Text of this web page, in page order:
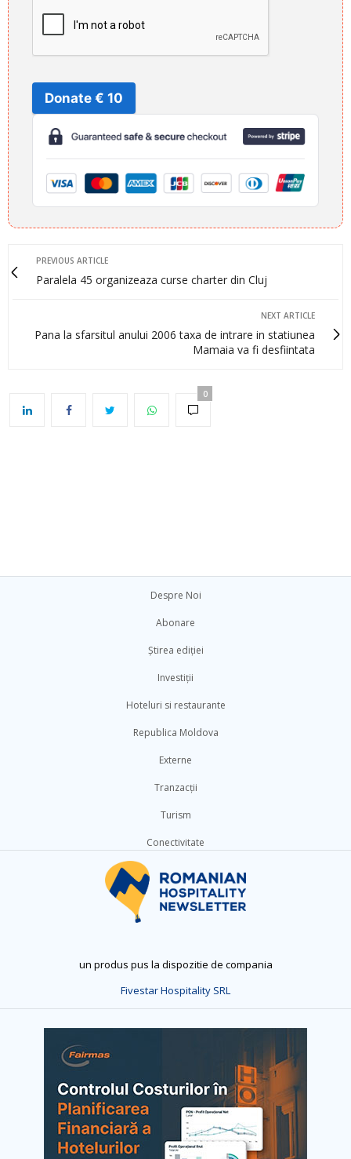
Donate € 10
PREVIOUS ARTICLE
Paralela 45 organizeaza curse charter din Cluj
NEXT ARTICLE
Pana la sfarsitul anului 2006 taxa de intrare in statiunea
Mamaia va fi desfiintata
0
Despre Noi
Abonare
Știrea ediției
Investiții
Hoteluri si restaurante
Republica Moldova
Externe
Tranzacții
Turism
Conectivitate
un produs pus la dispozitie de compania
Fivestar Hospitality SRL